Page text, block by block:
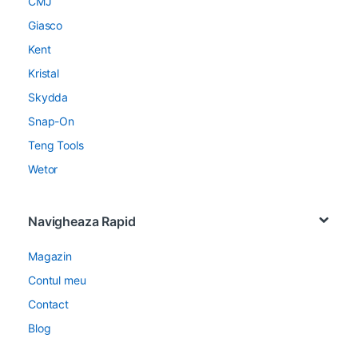
Giasco
Kent
Kristal
Skydda
Snap-On
Teng Tools
Wetor
Navigheaza Rapid
Magazin
Contul meu
Contact
Blog